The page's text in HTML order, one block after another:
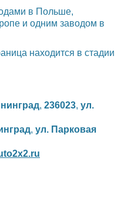
в Польше,
и одним заводом в
находится в стадии
, 236023, ул.
, ул. Парковая